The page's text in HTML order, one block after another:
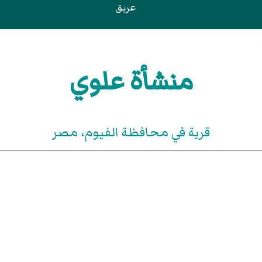
عريق
منشأة علوي
قرية في محافظة الفيوم‏، مصر